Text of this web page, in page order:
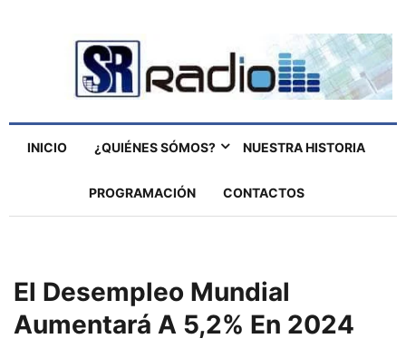
INICIO ¿QUIÉNES SÓMOS? NUESTRA HISTORIA
PROGRAMACIÓN CONTACTOS
El Desempleo Mundial
Aumentará A 5,2% En 2024